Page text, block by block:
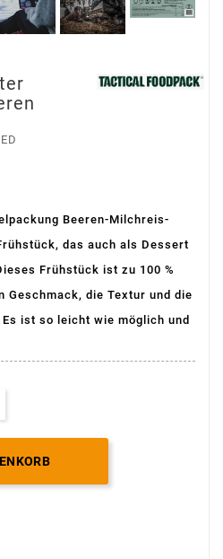
Beeren-Milchreis-
das auch als Dessert
Frühstück ist zu 100 %
Geschmack, die Textur und die
ist so leicht wie möglich und